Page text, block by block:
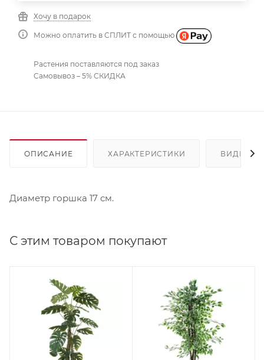
Хочу в подарок
Можно оплатить в СПЛИТ с помощью
Растения поставляются под заказ
Самовывоз – 5% СКИДКА
ОПИСАНИЕ ХАРАКТЕРИСТИКИ ВИДЕО
Диаметр горшка 17 см.
С этим товаром покупают